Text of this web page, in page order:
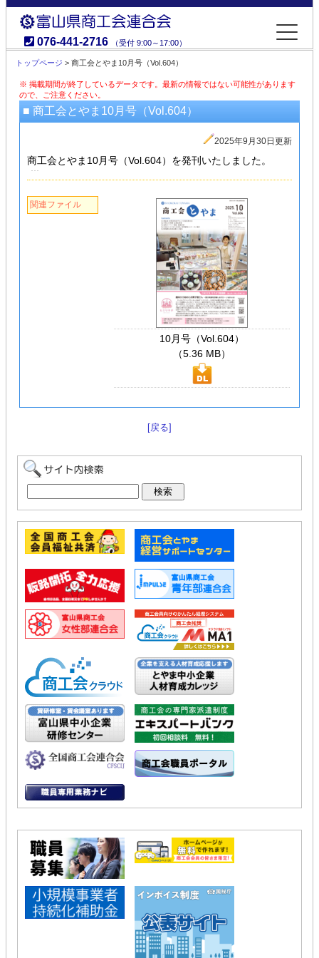
富山県商工会連合会
076-441-2716 （受付 9:00～17:00）
トップページ > 商工会とやま10月号（Vol.604）
※ 掲載期間が終了しているデータです。最新の情報ではない可能性があります
ので、ご注意ください。
■ 商工会とやま10月号（Vol.604）
2025年9月30日更新
商工会とやま10月号（Vol.604）を発刊いたしました。
関連ファイル
10月号（Vol.604）
（5.36 MB）
[戻る]